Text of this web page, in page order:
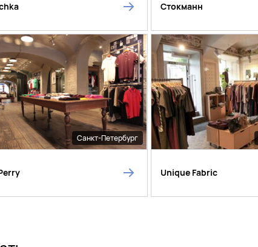
Стокманн
Санкт-Петербург
Unique Fabric